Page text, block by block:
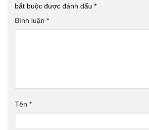
bắt buộc được đánh dấu *
Bình luận *
Tên *